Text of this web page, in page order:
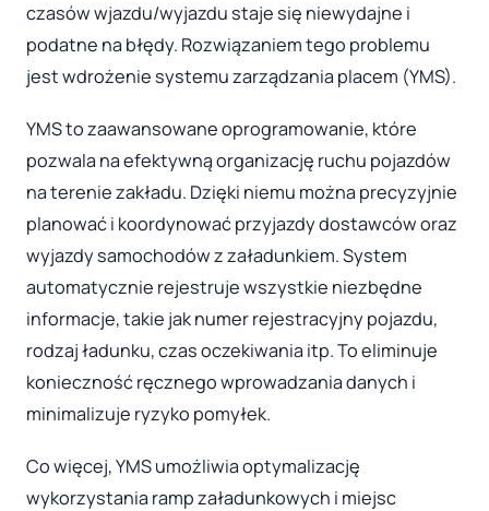
czasów wjazdu/wyjazdu staje się niewydajne i
podatne na błędy. Rozwiązaniem tego problemu
jest wdrożenie systemu zarządzania placem (YMS).
YMS to zaawansowane oprogramowanie, które
pozwala na efektywną organizację ruchu pojazdów
na terenie zakładu. Dzięki niemu można precyzyjnie
planować i koordynować przyjazdy dostawców oraz
wyjazdy samochodów z załadunkiem. System
automatycznie rejestruje wszystkie niezbędne
informacje, takie jak numer rejestracyjny pojazdu,
rodzaj ładunku, czas oczekiwania itp. To eliminuje
konieczność ręcznego wprowadzania danych i
minimalizuje ryzyko pomyłek.
Co więcej, YMS umożliwia optymalizację
wykorzystania ramp załadunkowych i miejsc